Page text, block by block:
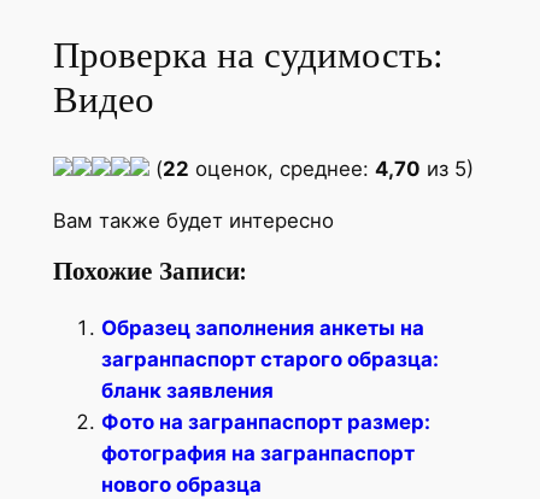
Проверка на судимость:
Видео
(22 оценок, среднее: 4,70 из 5)
Вам также будет интересно
Похожие Записи:
Образец заполнения анкеты на
загранпаспорт старого образца:
бланк заявления
Фото на загранпаспорт размер:
фотография на загранпаспорт
нового образца